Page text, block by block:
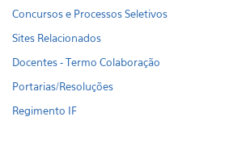
Concursos e Processos Seletivos
Sites Relacionados
Docentes - Termo Colaboração
Portarias/Resoluções
Regimento IF